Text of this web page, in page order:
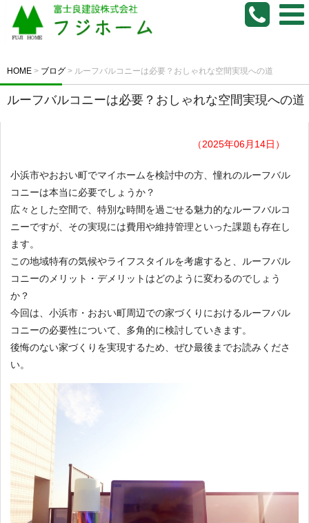
HOME > ブログ > ルーフバルコニーは必要？おしゃれな空間実現への道
ルーフバルコニーは必要？おしゃれな空間実現への道
（2025年06月14日）
小浜市やおおい町でマイホームを検討中の方、憧れのルーフバル
コニーは本当に必要でしょうか？
広々とした空間で、特別な時間を過ごせる魅力的なルーフバルコ
ニーですが、その実現には費用や維持管理といった課題も存在し
ます。
この地域特有の気候やライフスタイルを考慮すると、ルーフバル
コニーのメリット・デメリットはどのように変わるのでしょう
か？
今回は、小浜市・おおい町周辺での家づくりにおけるルーフバル
コニーの必要性について、多角的に検討していきます。
後悔のない家づくりを実現するため、ぜひ最後までお読みくださ
い。